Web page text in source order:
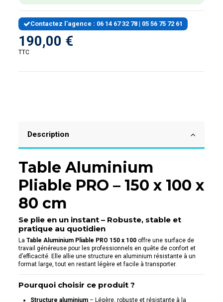
Contactez l’agence : 06 14 67 32 78 | 05 56 75 72 61
190,00 €
TTC
Description
Table Aluminium
Pliable PRO – 150 x 100 x
80 cm
Se plie en un instant – Robuste, stable et
pratique au quotidien
LaTable Aluminium Pliable PRO 150 x 100 offre une surface de
travail généreuse pour les professionnels en quête de confort et
d’efficacité. Elle allie une structure en aluminium résistante à un
format large, tout en restant légère et facile à transporter.
Pourquoi choisir ce produit ?
Structure aluminium – Légère, robuste et résistante à la